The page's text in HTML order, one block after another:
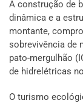
A construção de
dinâmica e a
montante,
sobrevivência de
pato-mergulhão
de hidrelétricas
O turismo